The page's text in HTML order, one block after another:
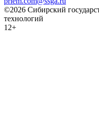
©2026 Сибирский
технологий
12+